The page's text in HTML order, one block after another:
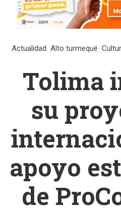
Actualidad Alto turmequé
Tolima
su
apoyo
de